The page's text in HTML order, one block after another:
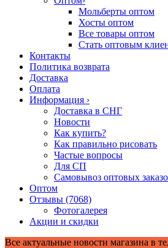
Мольберты оптом
Хосты оптом
Все товары оптом
Стать оптовым
Контакты
Политика возврата
Доставка
Оплата
Информация ›
Доставка в СНГ
Новости
Как купить?
Как правильно рисовать
Частые вопросы
Для СП
Самовывоз оптовых
Оптом
Отзывы (7068)
Фотогалерея
Акции и скидки
Все актуальные новости магазина в